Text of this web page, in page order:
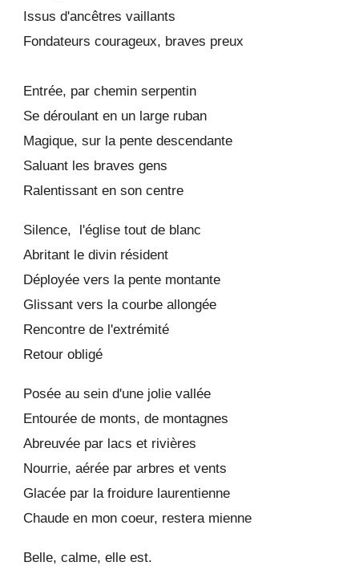
Issus d'ancêtres vaillants
Fondateurs courageux, braves preux
Entrée, par chemin serpentin
Se déroulant en un large ruban
Magique, sur la pente descendante
Saluant les braves gens
Ralentissant en son centre
Silence, l'église tout de blanc
Abritant le divin résident
Déployée vers la pente montante
Glissant vers la courbe allongée
Rencontre de l'extrémité
Retour obligé
Posée au sein d'une jolie vallée
Entourée de monts, de montagnes
Abreuvée par lacs et rivières
Nourrie, aérée par arbres et vents
Glacée par la froidure laurentienne
Chaude en mon coeur, restera mienne
Belle, calme, elle est.